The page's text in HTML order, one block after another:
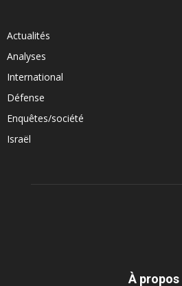
Actualités
Analyses
International
Défense
Enquêtes/société
Israël
À propos